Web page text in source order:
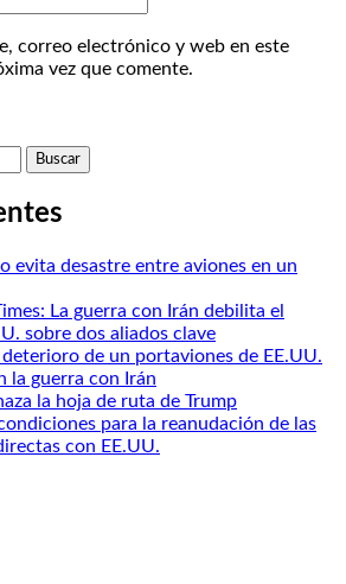
correo electrónico y web en este
vez que comente.
evita desastre entre aviones en un
La guerra con Irán debilita el
sobre dos aliados clave
deterioro de un portaviones de EE.UU.
la guerra con Irán
la hoja de ruta de Trump
para la reanudación de las
con EE.UU.